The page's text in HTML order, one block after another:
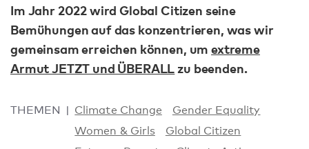
Im Jahr 2022 wird Global Citizen seine
Bemühungen auf das konzentrieren, was wir
gemeinsam erreichen können, umextreme
Armut JETZT und ÜBERALLzu beenden.
THEMEN Climate Change
Gender Equality
Women & Girls
Global Citizen